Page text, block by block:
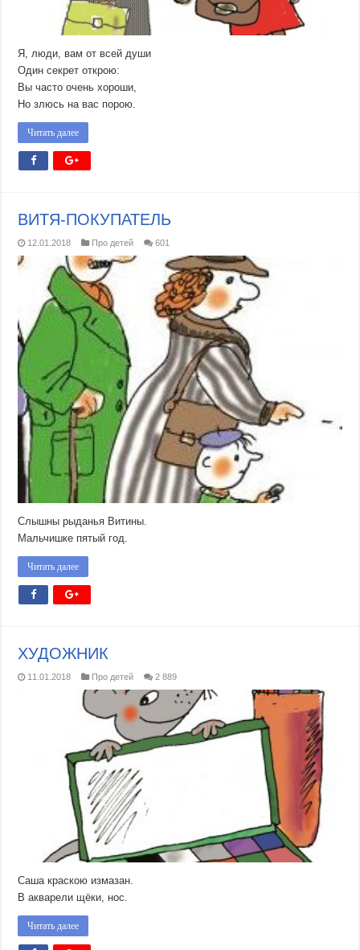
Я, люди, вам от всей души
Один секрет открою:
Вы часто очень хороши,
Но злюсь на вас порою.
Читать далее
ВИТЯ-ПОКУПАТЕЛЬ
12.01.2018 Про детей 601
Слышны рыданья Витины.
Мальчишке пятый год.
Читать далее
ХУДОЖНИК
11.01.2018 Про детей 2 889
Саша краскою измазан.
В акварели щёки, нос.
Читать далее